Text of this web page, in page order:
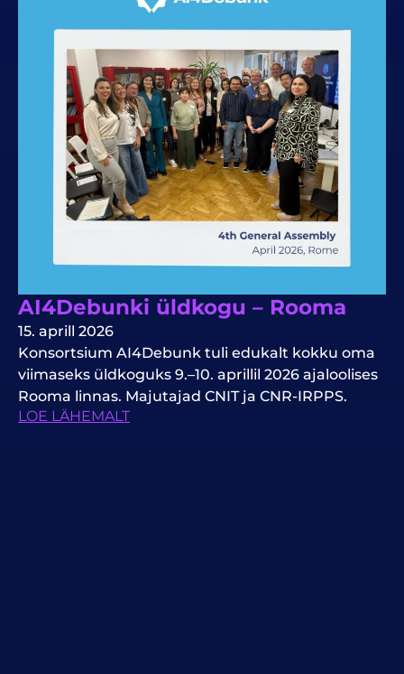
AI4Debunki üldkogu – Rooma
15. aprill 2026
Konsortsium AI4Debunk tuli edukalt kokku oma
viimaseks üldkoguks 9.–10. aprillil 2026 ajaloolises
Rooma linnas. Majutajad CNIT ja CNR-IRPPS.
LOE LÄHEMALT